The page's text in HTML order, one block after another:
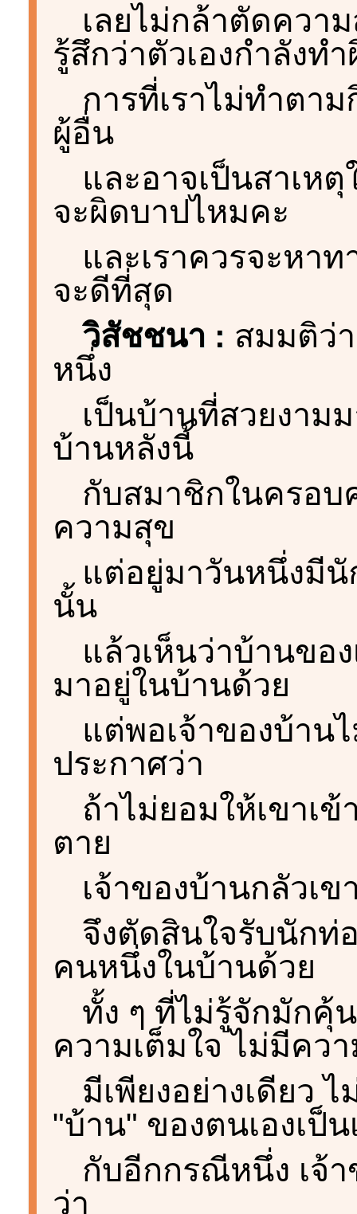
เลยไม่กล้าตัดควา
รู้สึกว่าตัวเองกำลังท
การที่เราไม่ทำตา
ผู้อื่น
และอาจเป็นสาเห
จะผิดบาปไหมคะ
และเราควรจะหา
จะดีที่สุด
วิสัชชนา : สมมติว่
หนึ่ง
เป็นบ้านที่สวยงาม
บ้านหลังนี้
กับสมาชิกในครอบ
ความสุข
แต่อยู่มาวันหนึ่งมีนั
นั้น
แล้วเห็นว่าบ้านขอ
มาอยู่ในบ้านด้วย
แต่พอเจ้าของบ้าน
ประกาศว่า
ถ้าไม่ยอมให้เขาเ
ตาย
เจ้าของบ้านกลัวเ
จึงตัดสินใจรับนักท่
คนหนึ่งในบ้านด้วย
ทั้ง ๆ ที่ไม่รู้จักมักคุ้
ความเต็มใจ ไม่มีคว
มีเพียงอย่างเดียว
"บ้าน" ของตนเองเป็น
กับอีกกรณีหนึ่ง เจ้
ว่า